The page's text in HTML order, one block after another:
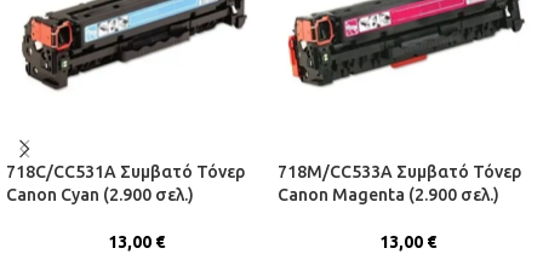
718C/CC531A Συμβατό Τόνερ
Canon Cyan (2.900 σελ.)
13,00 €
718M/CC533A Συμβατό Τόνερ
Canon Magenta (2.900 σελ.)
13,00 €